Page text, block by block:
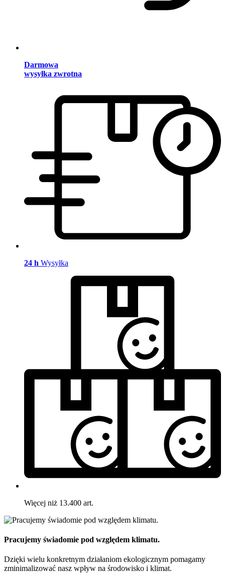
Darmowa
wysyłka zwrotna
24 h Wysyłka
Więcej niż 13.400 art.
Pracujemy świadomie pod względem klimatu.
Dzięki wielu konkretnym działaniom ekologicznym pomagamy
zminimalizować nasz wpływ na środowisko i klimat.